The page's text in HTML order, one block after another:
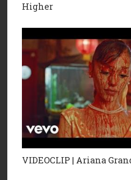
Higher
VIDEOCLIP | Ariana